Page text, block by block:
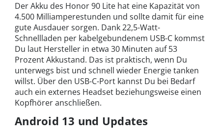
Der Akku des Honor 90 Lite hat eine Kapazität von
4.500 Milliamperestunden und sollte damit für eine
gute Ausdauer sorgen. Dank 22,5-Watt-
Schnellladen per kabelgebundenem USB-C kommst
Du laut Hersteller in etwa 30 Minuten auf 53
Prozent Akkustand. Das ist praktisch, wenn Du
unterwegs bist und schnell wieder Energie tanken
willst. Über den USB-C-Port kannst Du bei Bedarf
auch ein externes Headset beziehungsweise einen
Kopfhörer anschließen.
Android 13 und Updates